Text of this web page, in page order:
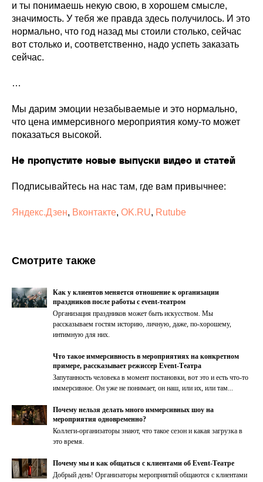
и ты понимаешь некую свою, в хорошем смысле,
значимость. У тебя же правда здесь получилось. И это
нормально, что год назад мы стоили столько, сейчас
вот столько и, соответственно, надо успеть заказать
сейчас.
…
Мы дарим эмоции незабываемые и это нормально,
что цена иммерсивного мероприятия кому-то может
показаться высокой.
Не пропустите новые выпуски видео и статей
Подписывайтесь на нас там, где вам привычнее:
Яндекс.Дзен, Вконтакте, OK.RU, Rutube
Смотрите также
Как у клиентов меняется отношение к организации
праздников после работы с event-театром
Организация праздников может быть искусством. Мы
рассказываем гостям историю, личную, даже, по-хорошему,
интимную для них.
Что такое иммерсивность в мероприятиях на конкретном
примере, рассказывает режиссер Event-Театра
Запутанность человека в момент постановки, вот это и есть что-то
иммерсивное. Он уже не понимает, он наш, или их, или там...
Почему нельзя делать много иммерсивных шоу на
мероприятия одновременно?
Коллеги-организаторы знают, что такое сезон и какая загрузка в
это время.
Почему мы и как общаться с клиентами об Event-Театре
Добрый день! Организаторы мероприятий общаются с клиентами